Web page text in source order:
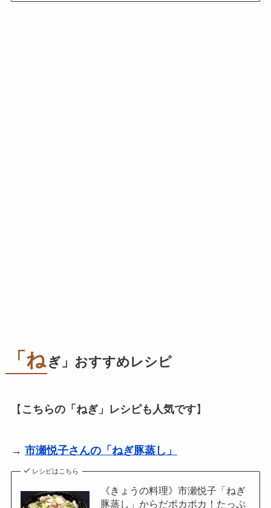
「ね ぎ」おすすめレシピ
【 こちらの「ねぎ」レシピも人気です】
→ 市瀬悦子さんの「ねぎ豚蒸し」
レシピはこちら
《きょうの料理》市瀬悦子「ねぎ
豚蒸し」からだポカポカ！たっぷ